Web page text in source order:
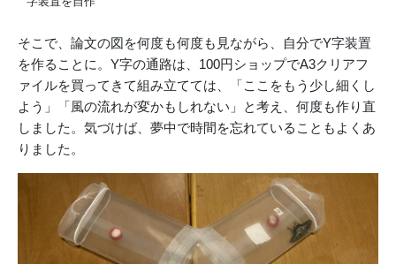
そこで、論文の図を何度も何度も見ながら、自分でY字装置
を作ることに。Y字の通路は、100円ショップでA3クリアフ
ァイルを買ってきて組み立てては、「ここをもう少し細くし
よう」「風の流れが変かもしれない」と考え、何度も作り直
しました。気づけば、夢中で時間を忘れていることもよくあ
りました。